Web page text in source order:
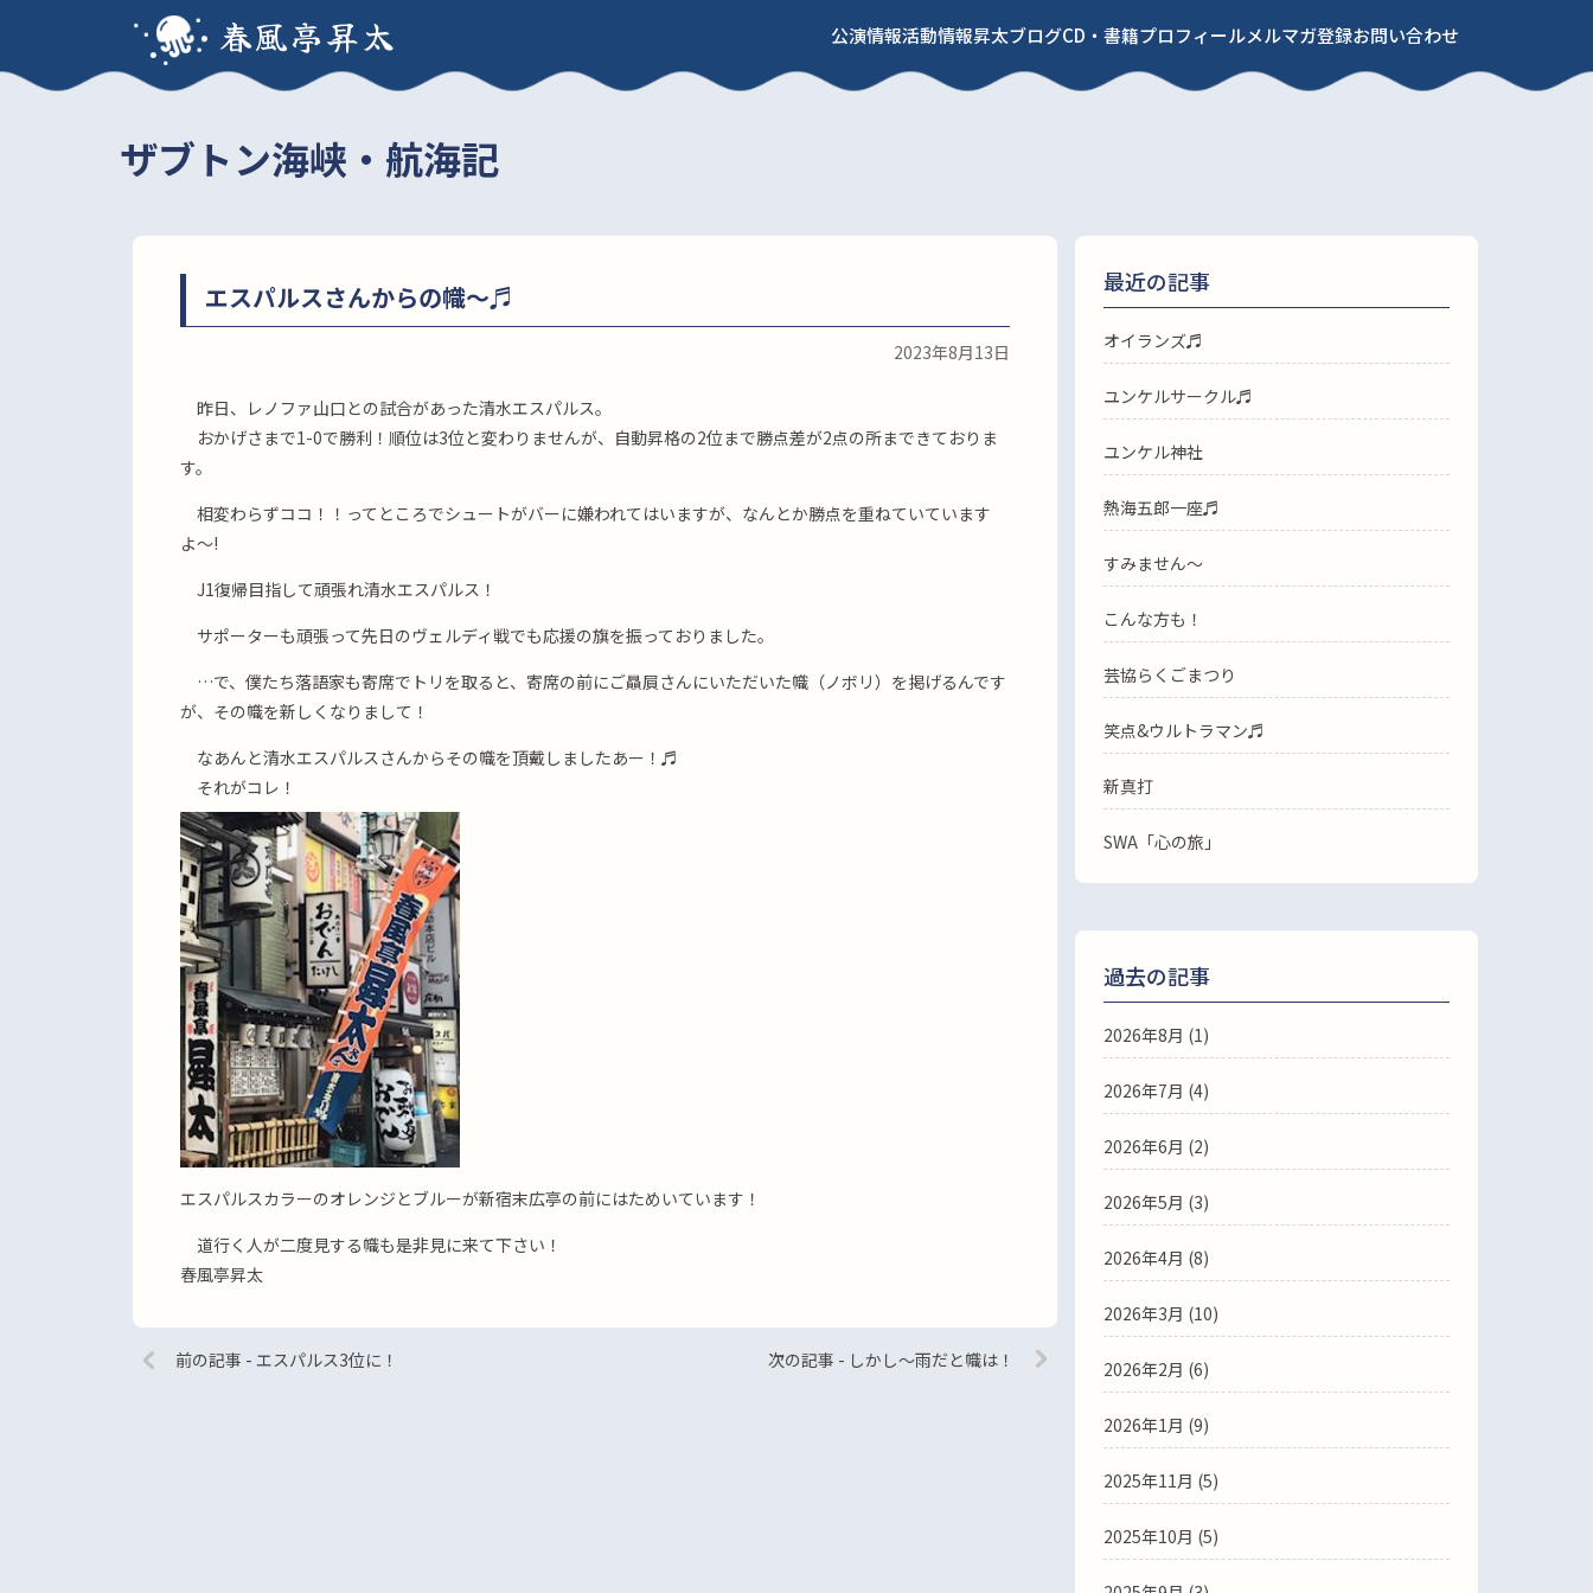
春風亭昇太 公演情報活動情報昇太ブログCD・書籍プロフィールメルマガ登録お問い合わせ
ザブトン海峡・航海記
エスパルスさんからの幟〜♬
2023年8月13日
昨日、レノファ山口との試合があった清水エスパルス。
おかげさまで1-0で勝利！順位は3位と変わりませんが、自動昇格の2位まで勝点差が2点の所まできておりま
す。
相変わらずココ！！ってところでシュートがバーに嫌われてはいますが、なんとか勝点を重ねていています
よ〜!
J1復帰目指して頑張れ清水エスパルス！
サポーターも頑張って先日のヴェルディ戦でも応援の旗を振っておりました。
…で、僕たち落語家も寄席でトリを取ると、寄席の前にご贔屓さんにいただいた幟（ノボリ）を掲げるんです
が、その幟を新しくなりまして！
なあんと清水エスパルスさんからその幟を頂戴しましたあー！♬
それがコレ！
エスパルスカラーのオレンジとブルーが新宿末広亭の前にはためいています！
道行く人が二度見する幟も是非見に来て下さい！
春風亭昇太
前の記事 - エスパルス3位に！ 次の記事 - しかし〜雨だと幟は！
最近の記事
オイランズ♬
ユンケルサークル♬
ユンケル神社
熱海五郎一座♬
すみません〜
こんな方も！
芸協らくごまつり
笑点&ウルトラマン♬
新真打
SWA「心の旅」
過去の記事
2026年8月 (1)
2026年7月 (4)
2026年6月 (2)
2026年5月 (3)
2026年4月 (8)
2026年3月 (10)
2026年2月 (6)
2026年1月 (9)
2025年11月 (5)
2025年10月 (5)